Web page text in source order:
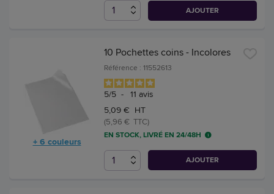
AJOUTER
+ 6 couleurs
10 Pochettes coins - Incolores
Référence : 11552613
5/5 - 11 avis
5,09 € HT
(5,96 € TTC)
EN STOCK, LIVRÉ EN 24/48H
AJOUTER